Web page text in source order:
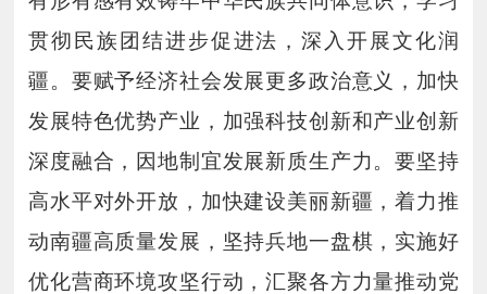
贯彻民族团结进步促进法，深入开展文化润
疆。要赋予经济社会发展更多政治意义，加快
发展特色优势产业，加强科技创新和产业创新
深度融合，因地制宜发展新质生产力。要坚持
高水平对外开放，加快建设美丽新疆，着力推
动南疆高质量发展，坚持兵地一盘棋，实施好
优化营商环境攻坚行动，汇聚各方力量推动党